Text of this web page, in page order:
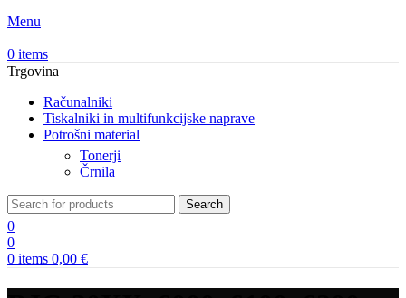
Menu
0 items
Trgovina
Računalniki
Tiskalniki in multifunkcijske naprave
Potrošni material
Tonerji
Črnila
Search
0
0
0 items 0,00 €